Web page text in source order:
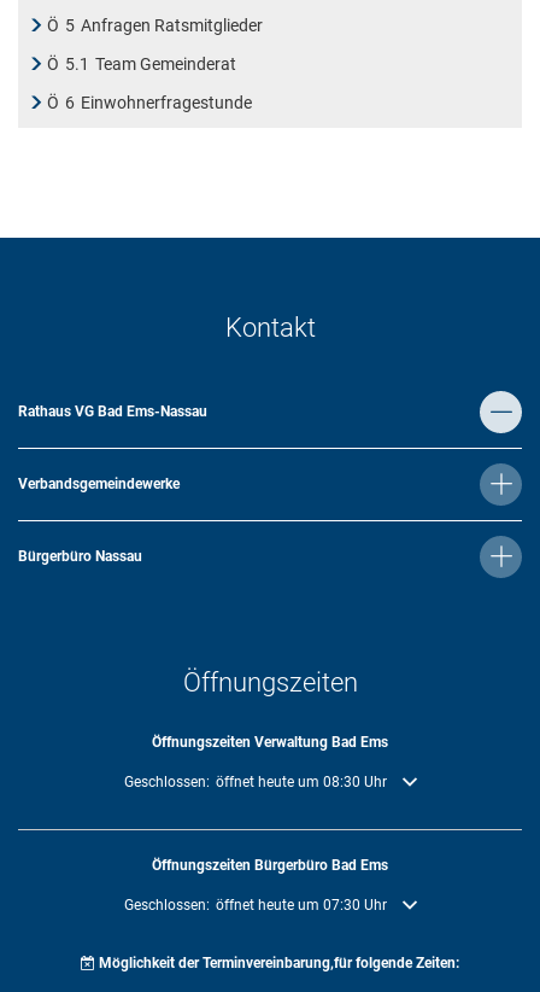
Ö 5 Anfragen Ratsmitglieder
Ö 5.1 Team Gemeinderat
Ö 6 Einwohnerfragestunde
Kontakt
Rathaus VG Bad Ems-Nassau
Verbandsgemeindewerke
Bürgerbüro Nassau
Öffnungszeiten
Öffnungszeiten Verwaltung Bad Ems
Klicken, um weitere Öffnungs- oder Schließzeiten auszublenden
Geschlossen: öffnet heute um 08:30 Uhr
Öffnungszeiten Bürgerbüro Bad Ems
Klicken, um weitere Öffnungs- oder Schließzeiten auszublenden
Geschlossen: öffnet heute um 07:30 Uhr
Möglichkeit der Terminvereinbarung,für folgende Zeiten: